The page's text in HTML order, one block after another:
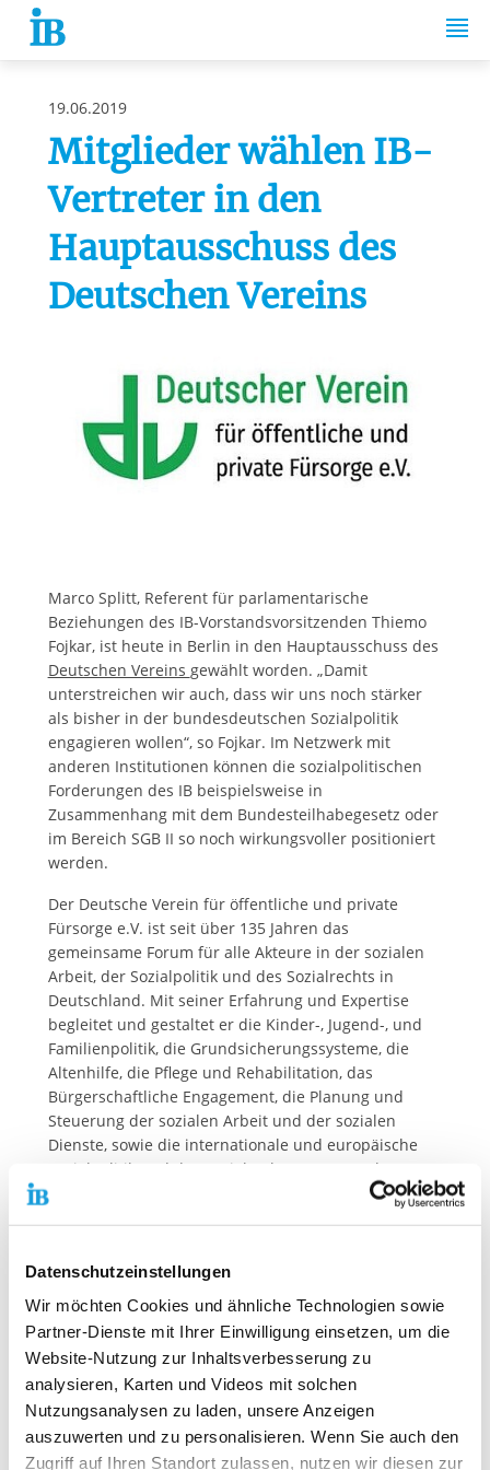
Datenschutzeinstellungen
Wir möchten Cookies und ähnliche Technologien sowie
Partner-Dienste mit Ihrer Einwilligung einsetzen, um die
Website-Nutzung zur Inhaltsverbesserung zu
analysieren, Karten und Videos mit solchen
Nutzungsanalysen zu laden, unsere Anzeigen
auszuwerten und zu personalisieren. Wenn Sie auch den
Zugriff auf Ihren Standort zulassen, nutzen wir diesen zur
Springe zum Inhalt
19.06.2019
Mitglieder wählen IB-
Vertreter in den
Hauptausschuss des
Deutschen Vereins
Marco Splitt, Referent für parlamentarische
Beziehungen des IB-Vorstandsvorsitzenden Thiemo
Fojkar, ist heute in Berlin in den Hauptausschuss des
Deutschen Vereins gewählt worden. „Damit
unterstreichen wir auch, dass wir uns noch stärker
als bisher in der bundesdeutschen Sozialpolitik
engagieren wollen“, so Fojkar. Im Netzwerk mit
anderen Institutionen können die sozialpolitischen
Forderungen des IB beispielsweise in
Zusammenhang mit dem Bundesteilhabegesetz oder
im Bereich SGB II so noch wirkungsvoller positioniert
werden.
Der Deutsche Verein für öffentliche und private
Fürsorge e.V. ist seit über 135 Jahren das
gemeinsame Forum für alle Akteure in der sozialen
Arbeit, der Sozialpolitik und des Sozialrechts in
Deutschland. Mit seiner Erfahrung und Expertise
begleitet und gestaltet er die Kinder-, Jugend-, und
Familienpolitik, die Grundsicherungssysteme, die
Altenhilfe, die Pflege und Rehabilitation, das
Bürgerschaftliche Engagement, die Planung und
Steuerung der sozialen Arbeit und der sozialen
Dienste, sowie die internationale und europäische
Sozialpolitik und das Sozialrecht. Der Deutsche
Verein hat rund 2.000 Mitglieder, darunter
Akteure aus dem sozialen Bereich. Er ist
arbeitet konsensorientiert. Mit seinen Publikationen
und Fachveranstaltungen informiert er regelmäßig
über aktuelle soziale Entwicklungen.
Der IB ist seit 15 Jahren Mitglied im Deutschen